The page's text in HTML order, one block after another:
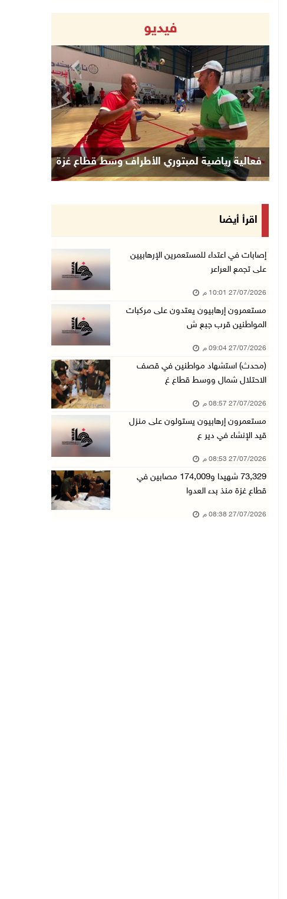
فيديو
فعالية رياضية لمبتوري الأطراف وسط قطاع غزة
Previous Next
اقرأ أيضا
إصابات في اعتداء للمستعمرين الإرهابيين
على تجمع العراعر
27/07/2026 10:01 م
مستعمرون إرهابيون يعتدون على مركبات
المواطنين قرب جبع ش
27/07/2026 09:04 م
(محدث) استشهاد مواطنين في قصف
الاحتلال شمال ووسط قطاع غ
27/07/2026 08:57 م
مستعمرون إرهابيون يستولون على منزل
قيد الإنشاء في دير ع
27/07/2026 08:53 م
73,329 شهيدا و174,009 مصابين في
قطاع غزة منذ بدء العدوا
27/07/2026 08:38 م